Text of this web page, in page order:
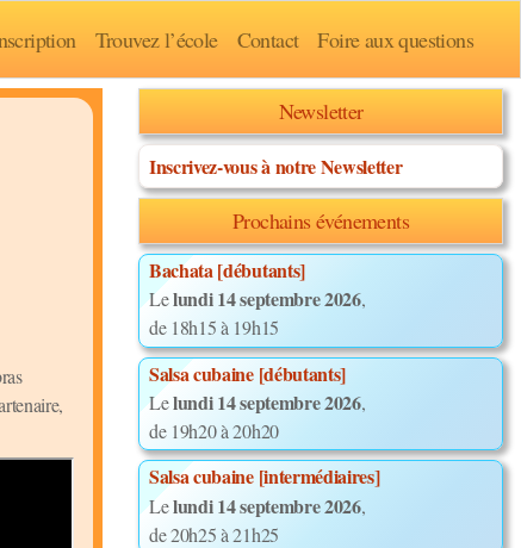
Trouvez l’école Contact Foire aux questions
Newsletter
Inscrivez-vous à notre Newsletter
Prochains événements
Bachata [débutants]
Lelundi 14 septembre 2026,
de 18h15 à 19h15
Salsa cubaine [débutants]
Lelundi 14 septembre 2026,
de 19h20 à 20h20
Salsa cubaine [intermédiaires]
Lelundi 14 septembre 2026,
de 20h25 à 21h25